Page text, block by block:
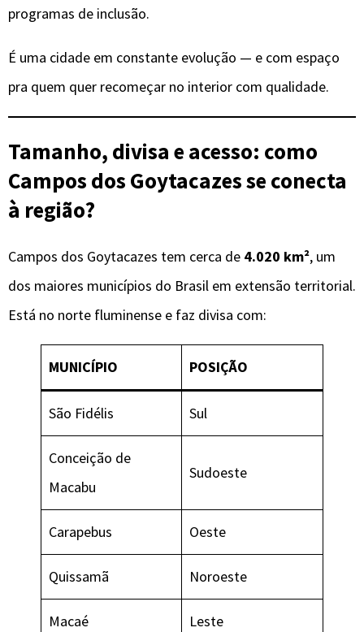
programas de inclusão.
É uma cidade em constante evolução — e com espaço
pra quem quer recomeçar no interior com qualidade.
Tamanho, divisa e acesso: como
Campos dos Goytacazes se conecta
à região?
Campos dos Goytacazes tem cerca de 4.020 km², um
dos maiores municípios do Brasil em extensão territorial.
Está no norte fluminense e faz divisa com:
MUNICÍPIO POSIÇÃO
São Fidélis Sul
Conceição de
Macabu
Sudoeste
Carapebus Oeste
Quissamã Noroeste
Macaé Leste